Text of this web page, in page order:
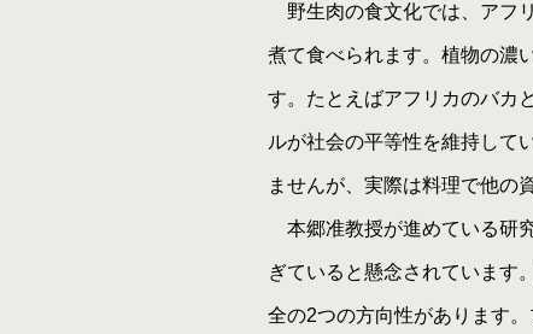
野生肉の食文化では、アフ
煮て食べられます。植物の濃
す。たとえばアフリカのバカ
ルが社会の平等性を維持して
ませんが、実際は料理で他の
本郷准教授が進めている研
ぎていると懸念されています
全の2つの方向性があります